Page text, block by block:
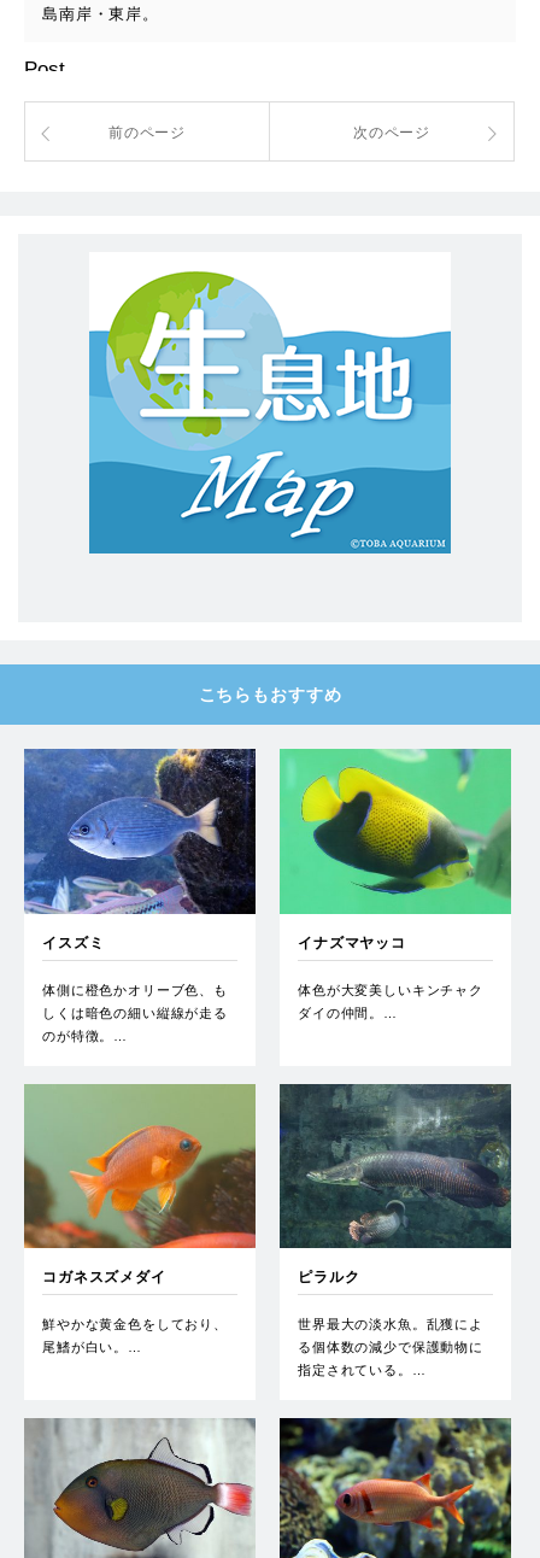
島南岸・東岸。
Post
前のページ 次のページ
こちらもおすすめ
イスズミ
体側に橙色かオリーブ色、も
しくは暗色の細い縦線が走る
のが特徴。…
イナズマヤッコ
体色が大変美しいキンチャク
ダイの仲間。…
コガネスズメダイ
鮮やかな黄金色をしており、
尾鰭が白い。…
ピラルク
世界最大の淡水魚。乱獲によ
る個体数の減少で保護動物に
指定されている。…